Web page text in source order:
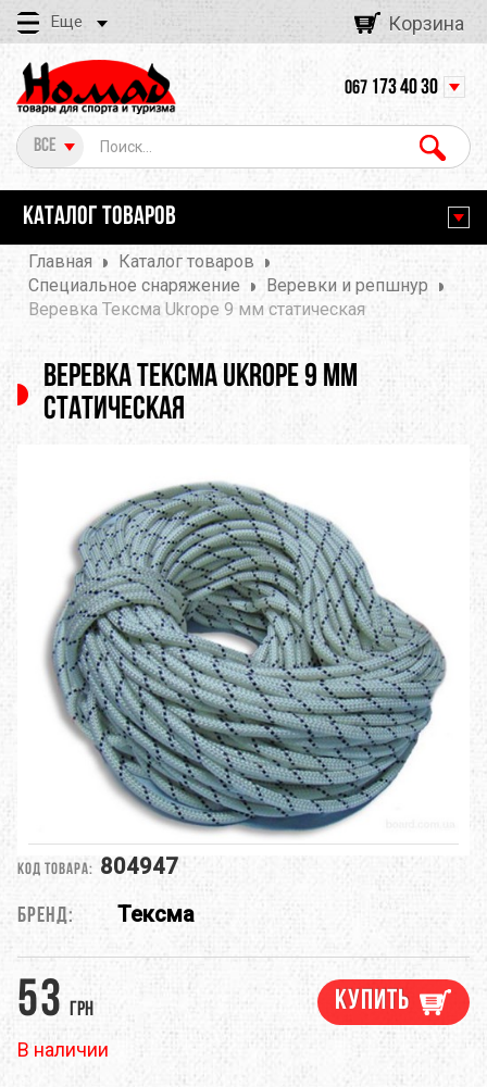
Еще Корзина
Все
067 173 40 30
КАТАЛОГ ТОВАРОВ
Главная
Каталог товаров
Специальное снаряжение
Веревки и репшнур
Веревка Тексма Ukrope 9 мм статическая
Веревка Тексма Ukrope 9 мм
статическая
Код товара: 804947
Бренд: Тексма
53 грн
В наличии
Купить